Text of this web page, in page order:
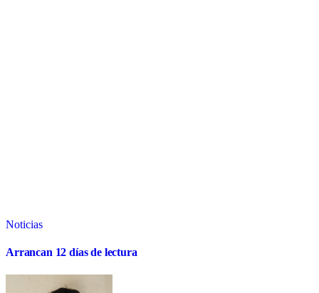
Noticias
Arrancan 12 días de lectura